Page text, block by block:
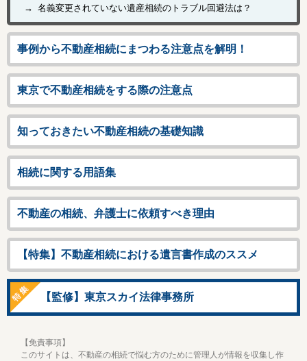
名義変更されていない遺産相続のトラブル回避法は？
事例から不動産相続にまつわる注意点を解明！
東京で不動産相続をする際の注意点
知っておきたい不動産相続の基礎知識
相続に関する用語集
不動産の相続、弁護士に依頼すべき理由
【特集】不動産相続における遺言書作成のススメ
【監修】東京スカイ法律事務所
【免責事項】
このサイトは、不動産の相続で悩む方のために管理人が情報を収集し作